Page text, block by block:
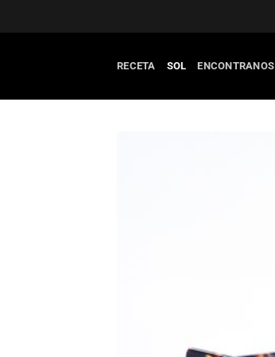
al
RECETA SOL ENCONTRANOS